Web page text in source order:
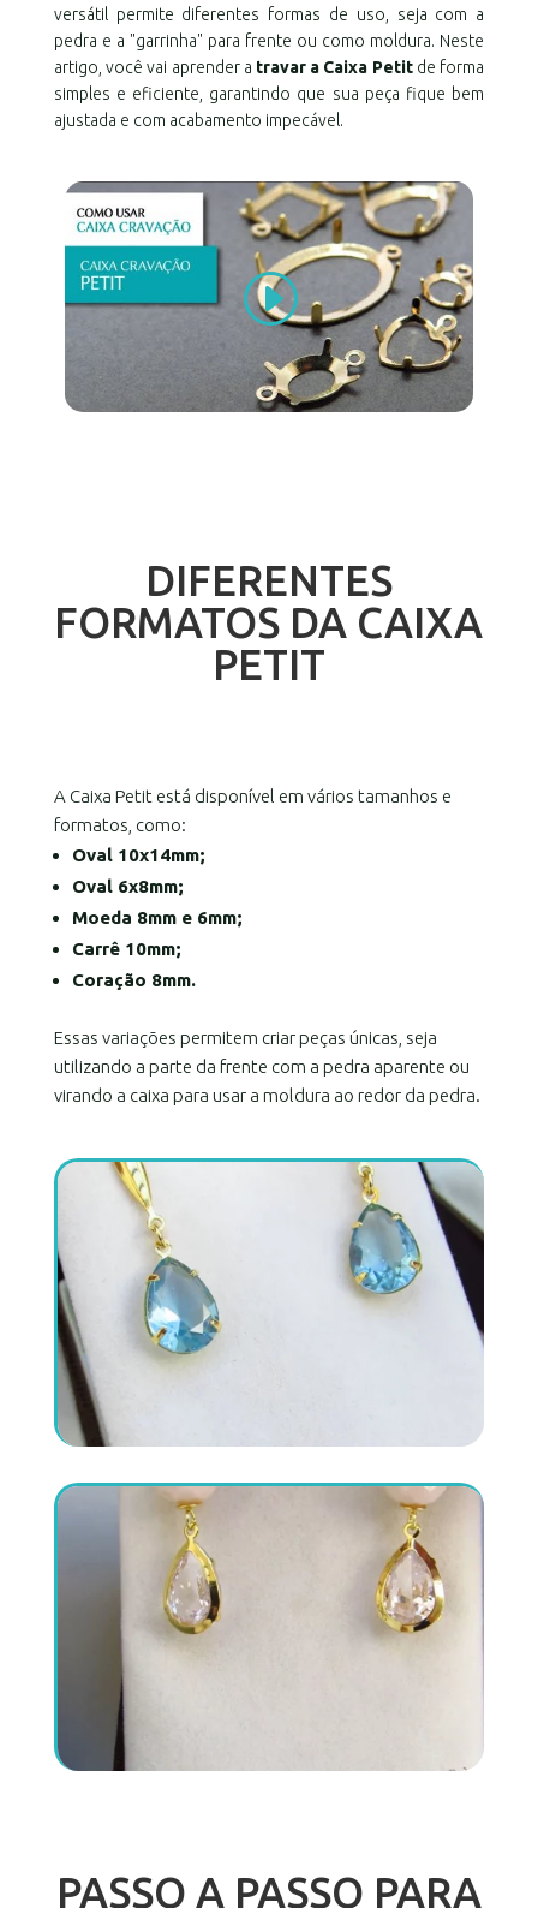
versátil permite diferentes formas de uso, seja com a
pedra e a "garrinha" para frente ou como moldura. Neste
artigo, você vai aprender a travar a Caixa Petitde forma
simples e eficiente, garantindo que sua peça fique bem
ajustada e com acabamento impecável.
DIFERENTES
FORMATOS DA CAIXA
PETIT
A Caixa Petit está disponível em vários tamanhos e
formatos, como:
Oval 10x14mm;
Oval 6x8mm;
Moeda 8mm e 6mm;
Carrê 10mm;
Coração 8mm.
Essas variações permitem criar peças únicas, seja
utilizando a parte da frente com a pedra aparente ou
virando a caixa para usar a moldura ao redor da pedra.
PASSO A PASSO PARA